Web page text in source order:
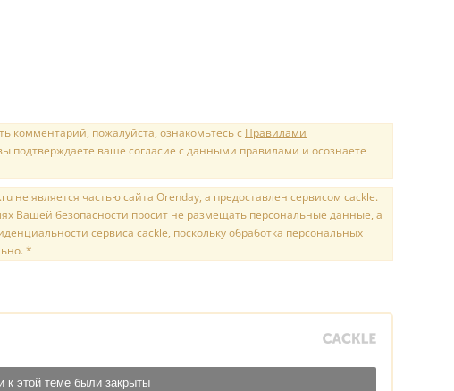
комментарий, пожалуйста, ознакомьтесь с Правилами
подтверждаете ваше согласие с данными правилами и осознаете
является частью сайта Orenday, а предоставлен сервисом cackle.
Вашей безопасности просит не размещать персональные данные, а
сервиса cackle, поскольку обработка персональных
*
к этой теме были закрыты